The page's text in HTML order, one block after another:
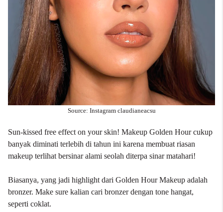
Source: Instagram claudianeacsu
Sun-kissed free effect on your skin! Makeup Golden Hour cukup
banyak diminati terlebih di tahun ini karena membuat riasan
makeup terlihat bersinar alami seolah diterpa sinar matahari!
Biasanya, yang jadi highlight dari Golden Hour Makeup adalah
bronzer. Make sure kalian cari bronzer dengan tone hangat,
seperti coklat.